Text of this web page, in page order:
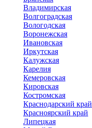
Владимирская
Волгоградская
Вологодская
Воронежская
Ивановская
Иркутская
Калужская
Карелия
Кемеровская
Кировская
Костромская
Краснодарский край
Красноярский край
Липецкая